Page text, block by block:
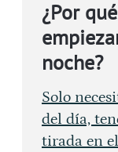
¿Por
noche?
Solo
del día,
tirada en